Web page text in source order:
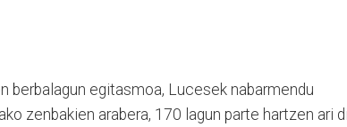
berbalagun egitasmoa, Lucesek nabarmendu
zenbakien arabera, 170 lagun parte hartzen ari